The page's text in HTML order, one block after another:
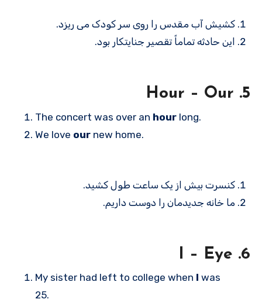
کشیش آب مقدس را روی سر کودک می ریزد.
این حادثه تماماً تقصیر جنایتکار بود.
5. Hour – Our
The concert was over an hour long.
We love our new home.
کنسرت بیش از یک ساعت طول کشید.
ما خانه جدیدمان را دوست داریم.
6. I – Eye
My sister had left to college when I was
25.